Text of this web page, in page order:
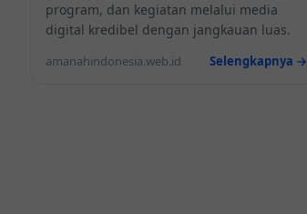
program, dan kegiatan melalui media
digital kredibel dengan jangkauan luas.
amanahindonesia.web.id Selengkapnya →